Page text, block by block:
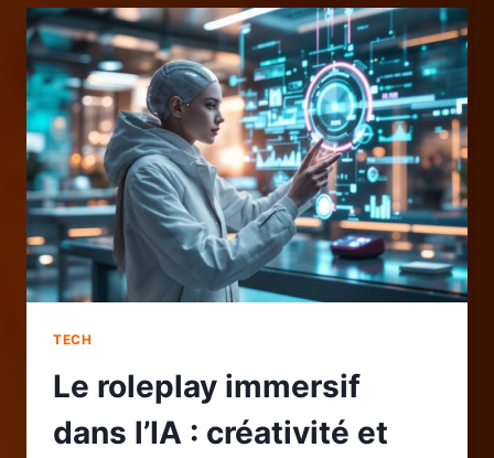
WIFI
IDÉAL
POUR
COUVRIR
TOUTE
VOTRE
MAISON
TECH
Le roleplay immersif
dans l’IA : créativité et